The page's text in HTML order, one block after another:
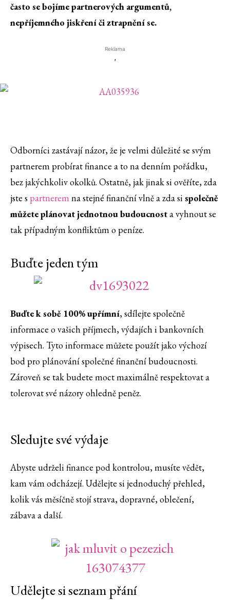
často se bojíme partnerových argumentů,
nepříjemného jiskření či ztrapnění se.
Reklama
'
Odborníci zastávají názor, že je velmi důležité se svým
partnerem probírat finance a to na denním pořádku,
bez jakýchkoliv okolků. Ostatně, jak jinak si ověříte, zda
jste s partnerem na stejné finanční vlně a zda sispolečně
můžete plánovat jednotnou budoucnosta vyhnout se
tak případným konfliktům o peníze.
Buďte jeden tým
Buďte k sobě 100% upřímní, sdílejte společně
informace o vašich příjmech, výdajích i bankovních
výpisech. Tyto informace můžete použít jako výchozí
bod pro plánování společné finanční budoucnosti.
Zároveň se tak budete moct maximálně respektovat a
tolerovat své názory ohledně peněz.
Sledujte své výdaje
Abyste udrželi finance pod kontrolou, musíte vědět,
kam vám odcházejí. Udělejte si jednoduchý přehled,
kolik vás měsíčně stojí strava, dopravné, oblečení,
zábava a další.
Udělejte si seznam přání